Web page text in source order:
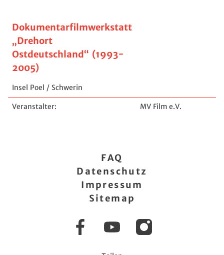
Dokumentarfilmwerkstatt
„Drehort
Ostdeutschland“ (1993-
2005)
Insel Poel / Schwerin
Veranstalter: MV Film e.V.
FacebookYouTubeInstagram
FAQ
Datenschutz
Impressum
Sitemap